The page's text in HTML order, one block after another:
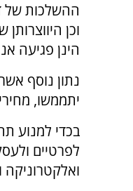
ההשלכות של
וכן
הינן פגיעה
נתון נוסף
יתממשו,
בכדי למנוע
לפרטיים
ואלקטרוניקה